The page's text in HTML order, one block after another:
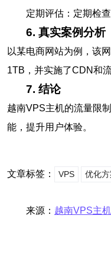
定期评估：定期检
6. 真实案例分析
以某电商网站为例，该
1TB，并实施了CDN和
7. 结论
越南VPS主机的流量限
能，提升用户体验。
文章标签： VPS 优化方
来源： 越南VPS主